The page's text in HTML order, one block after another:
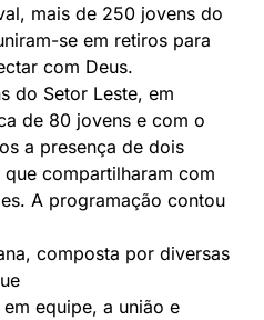
mais de 250 jovens do
se em retiros para
com Deus.
do Setor Leste, em
de 80 jovens e com o
a presença de dois
compartilharam com
A programação contou
composta por diversas
equipe, a união e